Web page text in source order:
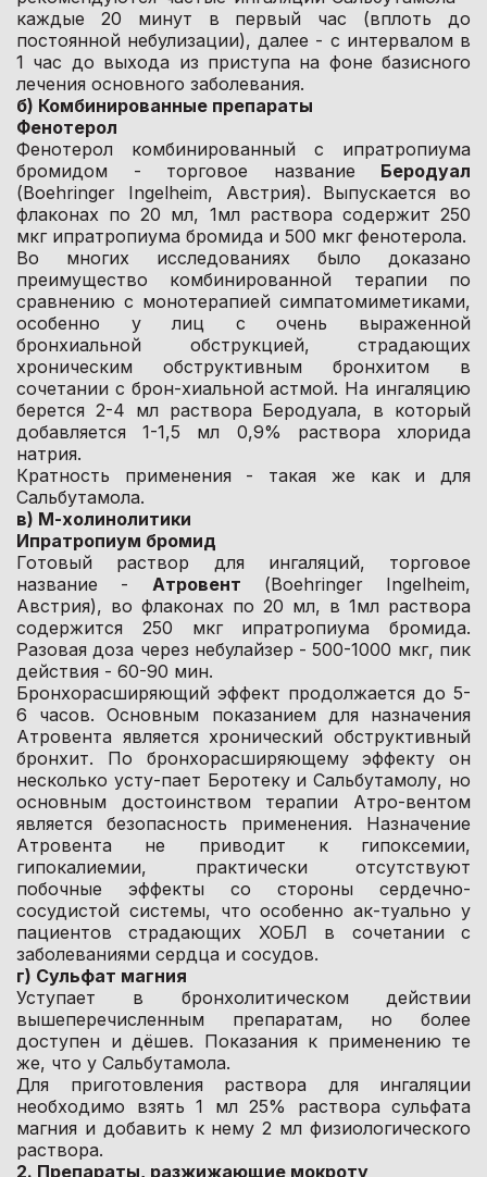
каждые 20 минут в первый час (вплоть до
постоянной небулизации), далее - с интервалом в
1 час до выхода из приступа на фоне базисного
лечения основного заболевания.
б) Комбинированные препараты
Фенотерол
Фенотерол комбинированный с ипратропиума
бромидом - торговое название Беродуал
(Boehringer Ingelheim, Австрия). Выпускается во
флаконах по 20 мл, 1мл раствора содержит 250
мкг ипратропиума бромида и 500 мкг фенотерола.
Во многих исследованиях было доказано
преимущество комбинированной терапии по
сравнению с монотерапией симпатомиметиками,
особенно у лиц с очень выраженной
бронхиальной обструкцией, страдающих
хроническим обструктивным бронхитом в
сочетании с брон-хиальной астмой. На ингаляцию
берется 2-4 мл раствора Беродуала, в который
добавляется 1-1,5 мл 0,9% раствора хлорида
натрия.
Кратность применения - такая же как и для
Сальбутамола.
в) М-холинолитики
Ипратропиум бромид
Готовый раствор для ингаляций, торговое
название - Атровент (Boehringer Ingelheim,
Австрия), во флаконах по 20 мл, в 1мл раствора
содержится 250 мкг ипратропиума бромида.
Разовая доза через небулайзер - 500-1000 мкг, пик
действия - 60-90 мин.
Бронхорасширяющий эффект продолжается до 5-
6 часов. Основным показанием для назначения
Атровента является хронический обструктивный
бронхит. По бронхорасширяющему эффекту он
несколько усту-пает Беротеку и Сальбутамолу, но
основным достоинством терапии Атро-вентом
является безопасность применения. Назначение
Атровента не приводит к гипоксемии,
гипокалиемии, практически отсутствуют
побочные эффекты со стороны сердечно-
сосудистой системы, что особенно ак-туально у
пациентов страдающих ХОБЛ в сочетании с
заболеваниями сердца и сосудов.
г) Сульфат магния
Уступает в бронхолитическом действии
вышеперечисленным препаратам, но более
доступен и дёшев. Показания к применению те
же, что у Сальбутамола.
Для приготовления раствора для ингаляции
необходимо взять 1 мл 25% раствора сульфата
магния и добавить к нему 2 мл физиологического
раствора.
2. Препараты, разжижающие мокроту